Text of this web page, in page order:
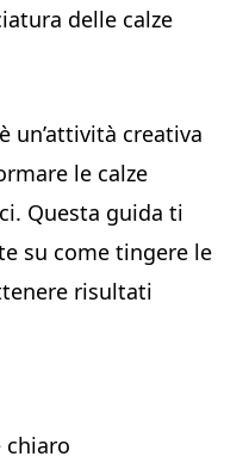
delle calze
un’attività creativa
le calze
Questa guida ti
su come tingere le
risultati
chiaro